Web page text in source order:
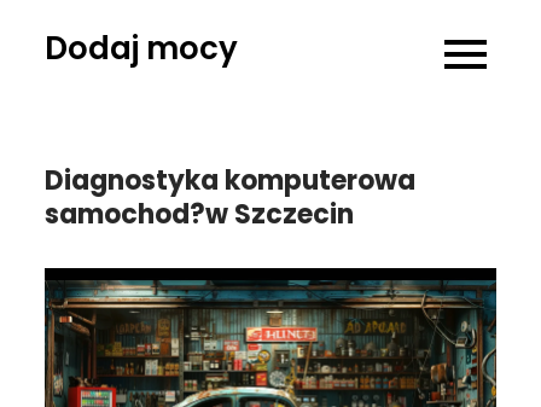
Dodaj mocy
Diagnostyka komputerowa
samochod?w Szczecin